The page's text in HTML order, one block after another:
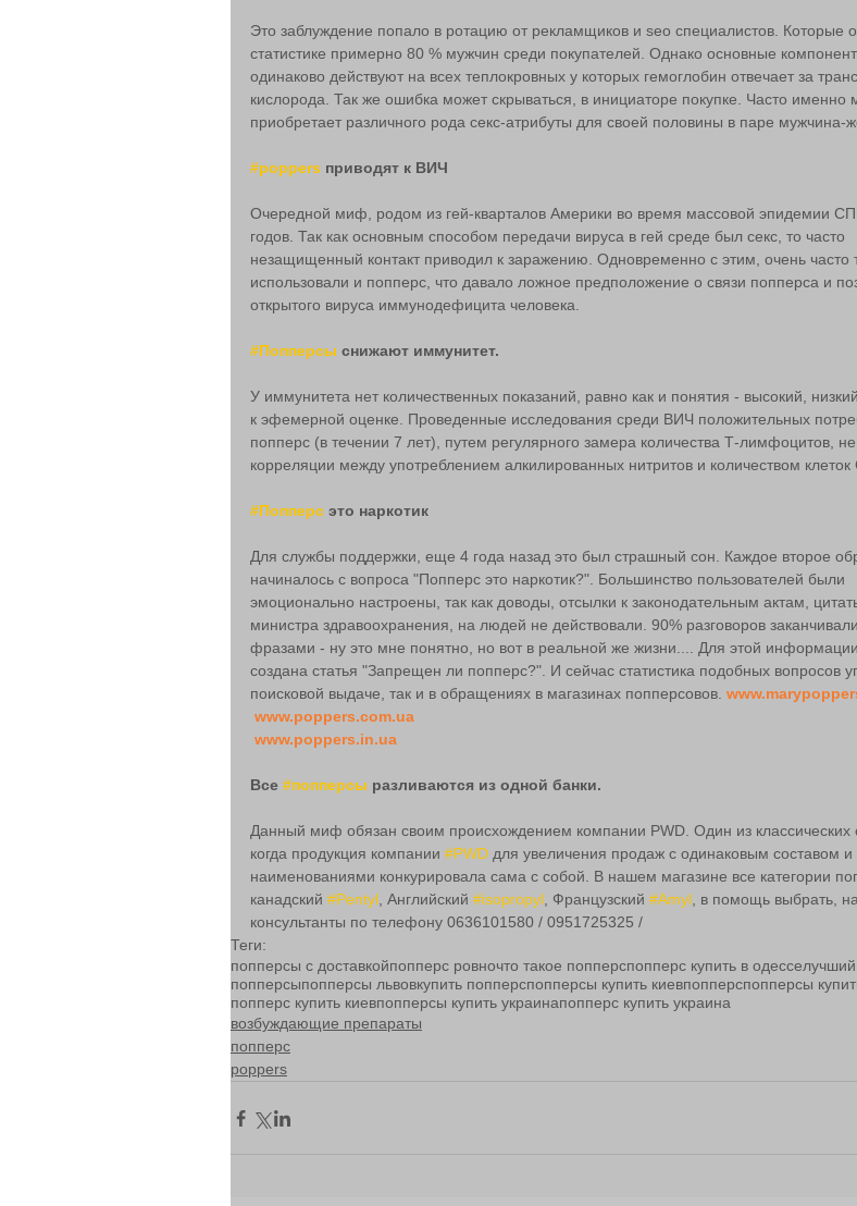
Это заблуждение попало в ротацию от рекламщиков и seo специалистов. Которые
статистике примерно 80 % мужчин среди покупателей. Однако основные
одинаково действуют на всех теплокровных у которых гемоглобин отвечает за
кислорода. Так же ошибка может скрываться, в инициаторе покупке. Часто именно
приобретает различного рода секс-атрибуты для своей половины в паре мужчина-
#poppers приводят к ВИЧ
Очередной миф, родом из гей-кварталов Америки во время массовой эпидемии
годов. Так как основным способом передачи вируса в гей среде был секс, то часто
незащищенный контакт приводил к заражению. Одновременно с этим, очень часто
использовали и попперс, что давало ложное предположение о связи попперса и
открытого вируса иммунодефицита человека.
#Попперсы снижают иммунитет.
У иммунитета нет количественных показаний, равно как и понятия - высокий,
к эфемерной оценке. Проведенные исследования среди ВИЧ положительных
попперс (в течении 7 лет), путем регулярного замера количества Т-лимфоцитов,
корреляции между употреблением алкилированных нитритов и количеством клеток
#Попперс это наркотик
Для службы поддержки, еще 4 года назад это был страшный сон. Каждое второе
начиналось с вопроса "Попперс это наркотик?". Большинство пользователей были
эмоционально настроены, так как доводы, отсылки к законодательным актам,
министра здравоохранения, на людей не действовали. 90% разговоров
фразами - ну это мне понятно, но вот в реальной же жизни.... Для этой
создана статья "Запрещен ли попперс?". И сейчас статистика подобных вопросов
поисковой выдаче, так и в обращениях в магазинах попперсовов.
www.poppers.com.ua
www.poppers.in.ua
Все #попперсы разливаются из одной банки.
Данный миф обязан своим происхождением компании PWD. Один из классических
когда продукция компании #PWD для увеличения продаж с одинаковым составом
наименованиями конкурировала сама с собой. В нашем магазине все категории
канадский #Pentyl , Английский #isopropyl , Французский #Amyl , в помощь выбрать,
консультанты по телефону 0636101580 / 0951725325 /
Теги:
попперсы с доставкойпопперс ровночто такое попперспопперс купить в одессе
попперсыпопперсы львовкупить попперспопперсы купить киевпопперспопперсы
попперс купить киевпопперсы купить украинапопперс купить украина
возбуждающие препараты
попперс
poppers